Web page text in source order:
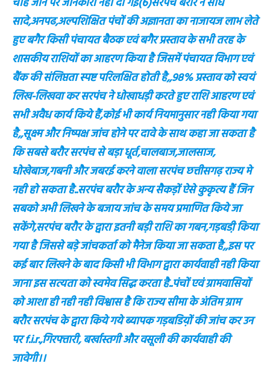
सादे,अनपढ,अल्पशिक्षित पंचों की अज्ञानता का नाजायज लाभ लेते
हुए बगैर किसी पंचायत बैठक एवं बगैर प्रस्ताव के सभी तरह के
शासकीय राशियों का आहरण किया है जिसमें पंचायत विभाग एवं
बैंक की संलिप्तता स्पष्ट परिलक्षित होती है,,98% प्रस्ताव को स्वयं
लिख-लिखवा कर सरपंच ने धोखाधड़ी करते हुए राशि आहरण एवं
सभी अवैध कार्य किये हैं,कोई भी कार्य नियमानुसार नही किया गया
है,,सूक्ष्म और निष्पक्ष जांच होने पर दावे के साथ कहा जा सकता है
कि सबसे बरौर सरपंच से बड़ा धूर्त,चालबाज,जालसाज,
धोखेबाज,गबनी और जबरई करने वाला सरपंच छत्तीसगढ़ राज्य मे
नही हो सकता है..सरपंच बरौर के अन्य सैकड़ों ऐसे कुकृत्य हैं जिन
सबको अभी लिखने के बजाय जांच के समय प्रमाणित किये जा
सकेंगे,सरपंच बरौर के द्वारा इतनी बड़ी राशि का गबन,गड़बडी़ किया
गया है जिससे बड़े जांचकर्ता को मैनेज किया जा सकता है,,इस पर
कई बार लिखने के बाद किसी भी विभाग द्वारा कार्यवाही नही किया
जाना इस सत्यता को स्वमेव सिद्ध करता है..पंचों एवं ग्रामवासियों
को आशा ही नही नही विश्वास है कि राज्य सीमा के अंतिम ग्राम
बरौर सरपंच के द्वारा किये गये ब्यापक गड़बडिय़ों की जांच कर उन
पर f.i.r.,गिरफ्तारी, बर्खास्तगी और वसूली की कार्यवाही की
जावेगी।।